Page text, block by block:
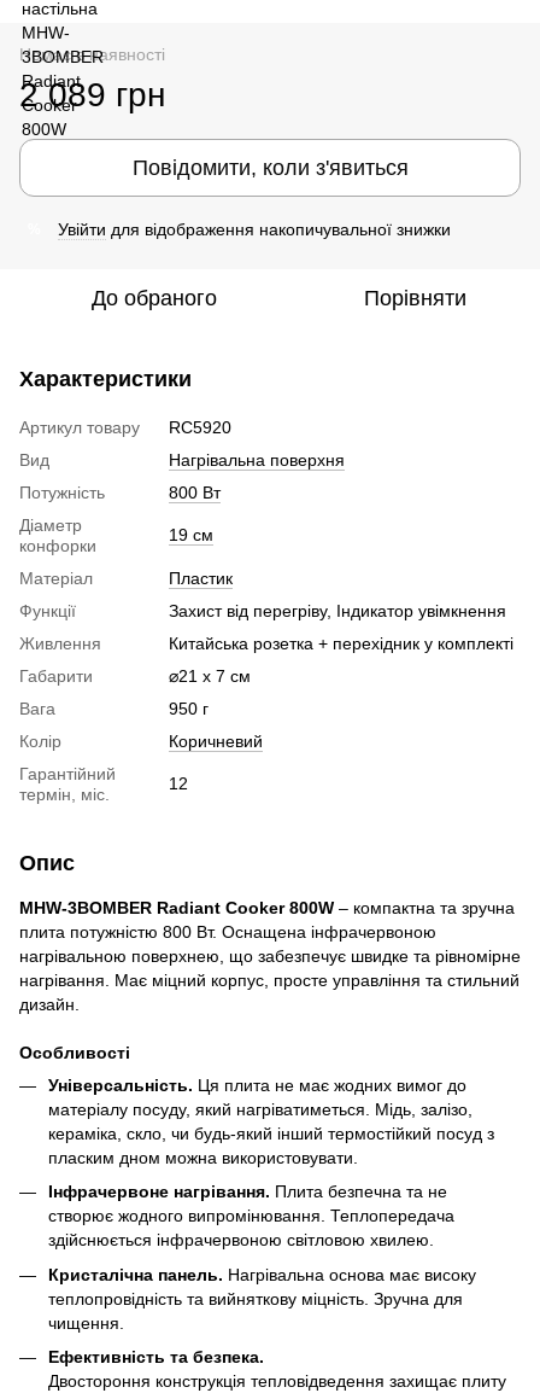
Немає в наявності
2 089 грн
Повідомити, коли з'явиться
Увійти для відображення накопичувальної знижки
До обраного Порівняти
Характеристики
Артикул товару
RC5920
Вид
Нагрівальна поверхня
Потужність
800 Вт
Діаметр
конфорки
19 см
Матеріал
Пластик
Функції
Захист від перегріву, Індикатор увімкнення
Живлення
Китайська розетка + перехідник у комплекті
Габарити
⌀21 х 7 см
Вага
950 г
Колір
Коричневий
Гарантійний
термін, міс.
12
Опис
MHW-3BOMBER Radiant Cooker 800W – компактна та зручна
плита потужністю 800 Вт. Оснащена інфрачервоною
нагрівальною поверхнею, що забезпечує швидке та рівномірне
нагрівання. Має міцний корпус, просте управління та стильний
дизайн.
Особливості
Універсальність. Ця плита не має жодних вимог до
матеріалу посуду, який нагріватиметься. Мідь, залізо,
кераміка, скло, чи будь-який інший термостійкий посуд з
пласким дном можна використовувати.
Інфрачервоне нагрівання. Плита безпечна та не
створює жодного випромінювання. Теплопередача
здійснюється інфрачервоною світловою хвилею.
Кристалічна панель. Нагрівальна основа має високу
теплопровідність та вийняткову міцність. Зручна для
чищення.
Ефективність та безпека.
Двостороння конструкція тепловідведення захищає плиту